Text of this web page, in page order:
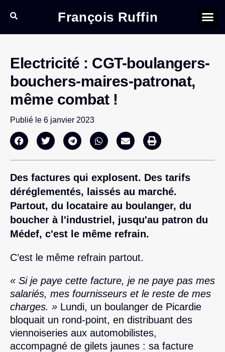
François Ruffin
Electricité : CGT-boulangers-
bouchers-maires-patronat,
même combat !
Publié le 6 janvier 2023
Des factures qui explosent. Des tarifs
déréglementés, laissés au marché.
Partout, du locataire au boulanger, du
boucher à l'industriel, jusqu'au patron du
Médef, c'est le même refrain.
C’est le même refrain partout.
« Si je paye cette facture, je ne paye pas mes
salariés, mes fournisseurs et le reste de mes
charges. » Lundi, un boulanger de Picardie
bloquait un rond-point, en distribuant des
viennoiseries aux automobilistes,
accompagné de gilets jaunes : sa facture